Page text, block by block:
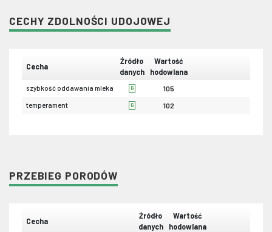
CECHY ZDOLNOŚCI UDOJOWEJ
Cecha
Źródło
danych
Wartość
hodowlana
szybkość oddawania mleka G 105
temperament G 102
PRZEBIEG PORODÓW
Cecha
Źródło
danych
Wartość
hodowlana